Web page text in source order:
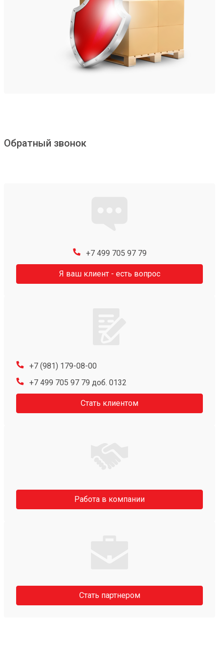
Обратный звонок
+7 499 705 97 79
Я ваш клиент - есть вопрос
+7 (981) 179-08-00
+7 499 705 97 79 доб. 0132
Стать клиентом
Работа в компании
Стать партнером